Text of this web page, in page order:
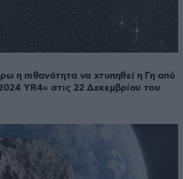
η πιθανότητα να χτυπηθεί η Γη από
YR4» στις 22 Δεκεμβρίου του